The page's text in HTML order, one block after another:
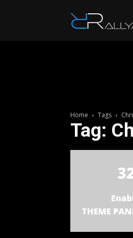
Home Tags
Tag: